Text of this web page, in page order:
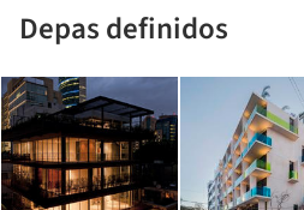
Depas definidos